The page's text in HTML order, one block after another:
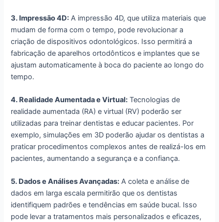
3. Impressão 4D: A impressão 4D, que utiliza materiais que
mudam de forma com o tempo, pode revolucionar a
criação de dispositivos odontológicos. Isso permitirá a
fabricação de aparelhos ortodônticos e implantes que se
ajustam automaticamente à boca do paciente ao longo do
tempo.
4. Realidade Aumentada e Virtual: Tecnologias de
realidade aumentada (RA) e virtual (RV) poderão ser
utilizadas para treinar dentistas e educar pacientes. Por
exemplo, simulações em 3D poderão ajudar os dentistas a
praticar procedimentos complexos antes de realizá-los em
pacientes, aumentando a segurança e a confiança.
5. Dados e Análises Avançadas: A coleta e análise de
dados em larga escala permitirão que os dentistas
identifiquem padrões e tendências em saúde bucal. Isso
pode levar a tratamentos mais personalizados e eficazes,